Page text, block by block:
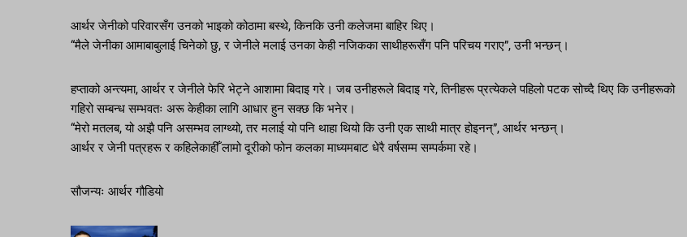
आर्थर जेनीको परिवारसँग उनको भाइको कोठामा बस्थे, किनकि उनी कलेजमा बाहिर थिए।
“मैले जेनीका आमाबाबुलाई चिनेको छु, र जेनीले मलाई उनका केही नजिकका साथीहरूसँग पनि परिचय गराए”, उनी भन्छन्।
हप्ताको अन्त्यमा, आर्थर र जेनीले फेरि भेट्ने आशामा बिदाइ गरे। जब उनीहरूले बिदाइ गरे, तिनीहरू प्रत्येकले पहिलो पटक सोच्दै थिए कि उनीहरूको
गहिरो सम्बन्ध सम्भवतः अरू केहीका लागि आधार हुन सक्छ कि भनेर।
“मेरो मतलब, यो अझै पनि असम्भव लाग्थ्यो, तर मलाई यो पनि थाहा थियो कि उनी एक साथी मात्र होइनन्”, आर्थर भन्छन्।
आर्थर र जेनी पत्रहरू र कहिलेकाहीँ लामो दूरीको फोन कलका माध्यमबाट धेरै वर्षसम्म सम्पर्कमा रहे।
सौजन्यः आर्थर गौडियो